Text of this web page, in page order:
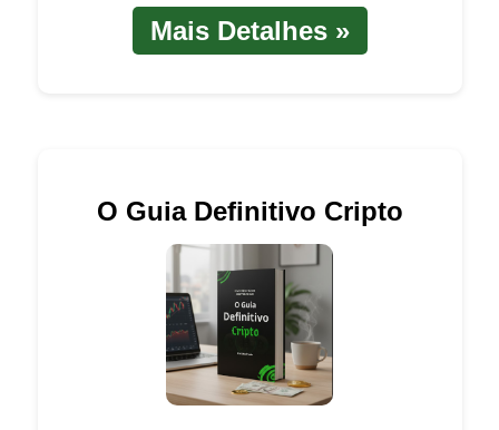
Mais Detalhes »
O Guia Definitivo Cripto